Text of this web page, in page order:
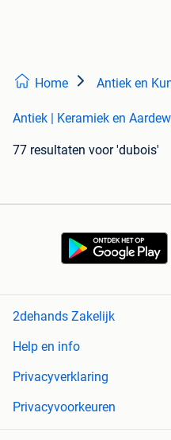
Home Antiek en
Antiek | Keramiek en
77 resultaten voor 'dubois'
2dehands Zakelijk
Help en info
Privacyverklaring
Privacyvoorkeuren